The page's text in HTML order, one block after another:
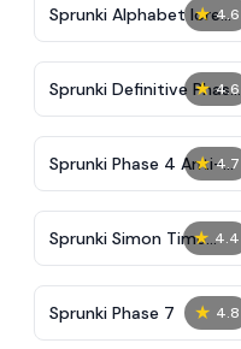
★ 4.6
Sprunki Alphabet lore
Arabic Phase 3
★ 4.6
Sprunki Definitive Phase
9 New
★ 4.7
Sprunki Phase 4 Anti-
Shifted
★ 4.4
Sprunki Simon Time
Phase 2
★ 4.8
Sprunki Phase 7